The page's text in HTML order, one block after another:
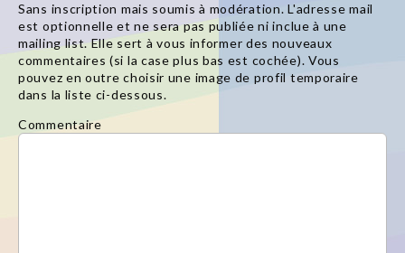
Sans inscription mais soumis à modération. L'adresse mail
est optionnelle et ne sera pas publiée ni inclue à une
mailing list. Elle sert à vous informer des nouveaux
commentaires (si la case plus bas est cochée). Vous
pouvez en outre choisir une image de profil temporaire
dans la liste ci-dessous.
Commentaire